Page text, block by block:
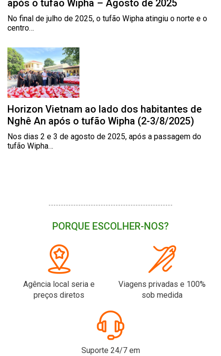
após o tufão Wipha – Agosto de 2025
No final de julho de 2025, o tufão Wipha atingiu o norte e o
centro…
Horizon Vietnam ao lado dos habitantes de
Nghê An após o tufão Wipha (2-3/8/2025)
Nos dias 2 e 3 de agosto de 2025, após a passagem do
tufão Wipha…
PORQUE ESCOLHER-NOS?
Agência local seria e
preços diretos
Viagens privadas e 100%
sob medida
Suporte 24/7 em